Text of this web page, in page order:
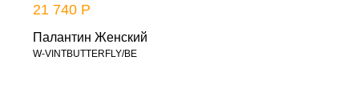
21 740 Р
Палантин Женский
W-VINTBUTTERFLY/BE